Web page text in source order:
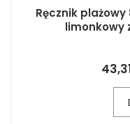
Ręcznik
limonkowy